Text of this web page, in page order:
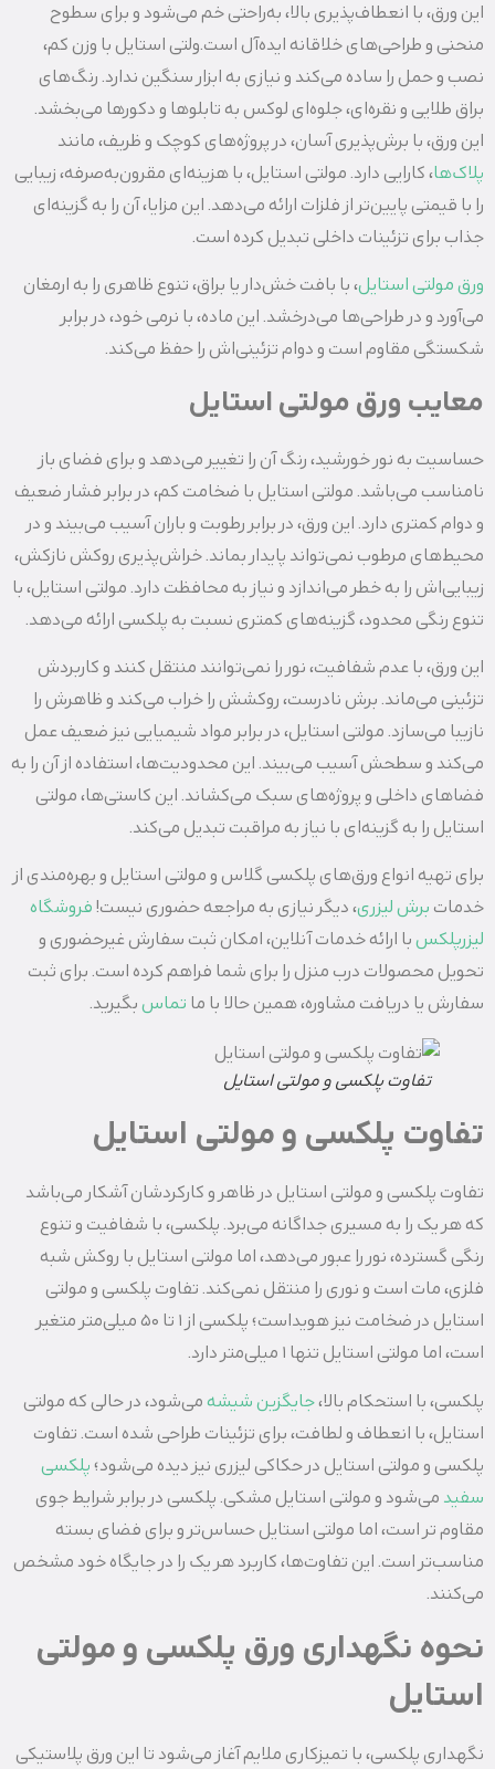
این ورق، با انعطاف‌پذیری بالا، به‌راحتی خم می‌شود و برای سطوح
منحنی و طراحی‌های خلاقانه ایده‌آل است.ولتی استایل با وزن کم،
نصب و حمل را ساده می‌کند و نیازی به ابزار سنگین ندارد. رنگ‌های
براق طلایی و نقره‌ای، جلوه‌ای لوکس به تابلوها و دکورها می‌بخشد.
این ورق، با برش‌پذیری آسان، در پروژه‌های کوچک و ظریف، مانند
پلاک‌ها، کارایی دارد. مولتی استایل، با هزینه‌ای مقرون‌به‌صرفه، زیبایی
را با قیمتی پایین‌تر از فلزات ارائه می‌دهد. این مزایا، آن را به گزینه‌ای
جذاب برای تزئینات داخلی تبدیل کرده است.
ورق مولتی استایل، با بافت خش‌دار یا براق، تنوع ظاهری را به ارمغان
می‌آورد و در طراحی‌ها می‌درخشد. این ماده، با نرمی خود، در برابر
شکستگی مقاوم است و دوام تزئینی‌اش را حفظ می‌کند.
معایب ورق مولتی استایل
حساسیت به نور خورشید، رنگ آن را تغییر می‌دهد و برای فضای باز
نامناسب می‌باشد. مولتی استایل با ضخامت کم، در برابر فشار ضعیف
و دوام کمتری دارد. این ورق، در برابر رطوبت و باران آسیب می‌بیند و در
محیط‌های مرطوب نمی‌تواند پایدار بماند. خراش‌پذیری روکش نازکش،
زیبایی‌اش را به خطر می‌اندازد و نیاز به محافظت دارد. مولتی استایل، با
تنوع رنگی محدود، گزینه‌های کمتری نسبت به پلکسی ارائه می‌دهد.
این ورق، با عدم شفافیت، نور را نمی‌توانند منتقل کنند و کاربردش
تزئینی می‌ماند. برش نادرست، روکشش را خراب می‌کند و ظاهرش را
نازیبا می‌سازد. مولتی استایل، در برابر مواد شیمیایی نیز ضعیف عمل
می‌کند و سطحش آسیب می‌بیند. این محدودیت‌ها، استفاده از آن را به
فضاهای داخلی و پروژه‌های سبک می‌کشاند. این کاستی‌ها، مولتی
استایل را به گزینه‌ای با نیاز به مراقبت تبدیل می‌کند.
برای تهیه انواع ورق‌های پلکسی گلاس و مولتی استایل و بهره‌مندی از
خدمات برش لیزری، دیگر نیازی به مراجعه حضوری نیست!فروشگاه
لیزرپلکسبا ارائه خدمات آنلاین، امکان ثبت سفارش غیرحضوری و
تحویل محصولات درب منزل را برای شما فراهم کرده است. برای ثبت
سفارش یا دریافت مشاوره، همین حالا با ما تماسبگیرید.
تفاوت پلکسی و مولتی استایل
تفاوت‌ پلکسی و مولتی استایل
تفاوت پلکسی و مولتی استایل در ظاهر و کارکردشان آشکار می‌باشد
که هر یک را به مسیری جداگانه می‌برد. پلکسی، با شفافیت و تنوع
رنگی گسترده، نور را عبور می‌دهد، اما مولتی استایل با روکش شبه‌
فلزی، مات است و نوری را منتقل نمی‌کند. تفاوت پلکسی و مولتی
استایل در ضخامت نیز هویداست؛ پلکسی از 1 تا 50 میلی‌متر متغیر
است، اما مولتی استایل تنها 1 میلی‌متر دارد.
پلکسی، با استحکام بالا،جایگزین شیشهمی‌شود، در حالی که مولتی
استایل، با انعطاف و لطافت، برای تزئینات طراحی شده است. تفاوت
پلکسی و مولتی استایل در حکاکی لیزری نیز دیده می‌شود؛پلکسی
سفید می‌شود و مولتی استایل مشکی. پلکسی در برابر شرایط جوی
مقاوم‌ تر است، اما مولتی استایل حساس‌تر و برای فضای بسته
مناسب‌تر است. این تفاوت‌ها، کاربرد هر یک را در جایگاه خود مشخص
می‌کنند.
نحوه نگهداری ورق پلکسی و مولتی
استایل
نگهداری پلکسی، با تمیزکاری ملایم آغاز می‌شود تا این ورق پلاستیکی